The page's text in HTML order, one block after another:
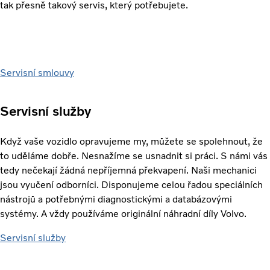
tak přesně takový servis, který potřebujete.
Servisní smlouvy
Servisní služby
Když vaše vozidlo opravujeme my, můžete se spolehnout, že
to uděláme dobře. Nesnažíme se usnadnit si práci. S námi vás
tedy nečekají žádná nepříjemná překvapení. Naši mechanici
jsou vyučení odborníci. Disponujeme celou řadou speciálních
nástrojů a potřebnými diagnostickými a databázovými
systémy. A vždy používáme originální náhradní díly Volvo.
Servisní služby